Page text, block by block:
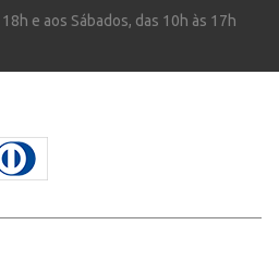
e aos Sábados, das 10h às 17h